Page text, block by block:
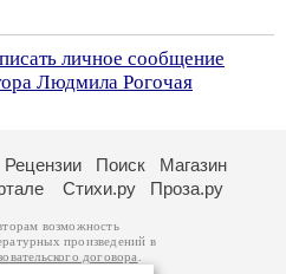
личное сообщение
Людмила Рогочая
Рецензии Поиск
Магазин
Стихи.ру Проза.ру
возможность
произведений в
договора